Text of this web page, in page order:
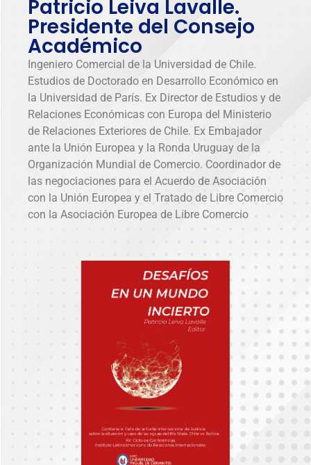
Patricio Leiva Lavalle.
Presidente del Consejo
Académico
Ingeniero Comercial de la Universidad de Chile.
Estudios de Doctorado en Desarrollo Económico en
la Universidad de París. Ex Director de Estudios y de
Relaciones Económicas con Europa del Ministerio
de Relaciones Exteriores de Chile. Ex Embajador
ante la Unión Europea y la Ronda Uruguay de la
Organización Mundial de Comercio. Coordinador de
las negociaciones para el Acuerdo de Asociación
con la Unión Europea y el Tratado de Libre Comercio
con la Asociación Europea de Libre Comercio